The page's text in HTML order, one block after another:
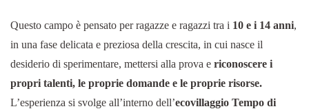
Questo campo è pensato per ragazze e ragazzi tra i 10 e i 14 anni,
in una fase delicata e preziosa della crescita, in cui nasce il
desiderio di sperimentare, mettersi alla prova e riconoscere i
propri talenti, le proprie domande e le proprie risorse.
L’esperienza si svolge all’interno dell’ecovillaggio Tempo di